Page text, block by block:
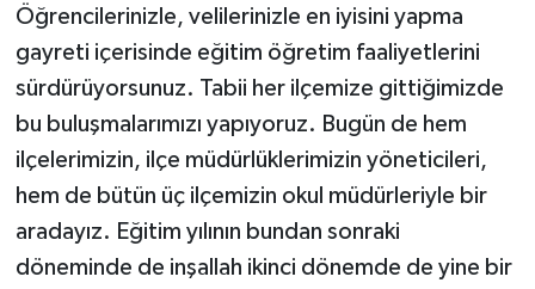
Öğrencilerinizle, velilerinizle en iyisini yapma
gayreti içerisinde eğitim öğretim faaliyetlerini
sürdürüyorsunuz. Tabii her ilçemize gittiğimizde
bu buluşmalarımızı yapıyoruz. Bugün de hem
ilçelerimizin, ilçe müdürlüklerimizin yöneticileri,
hem de bütün üç ilçemizin okul müdürleriyle bir
aradayız. Eğitim yılının bundan sonraki
döneminde de inşallah ikinci dönemde de yine bir